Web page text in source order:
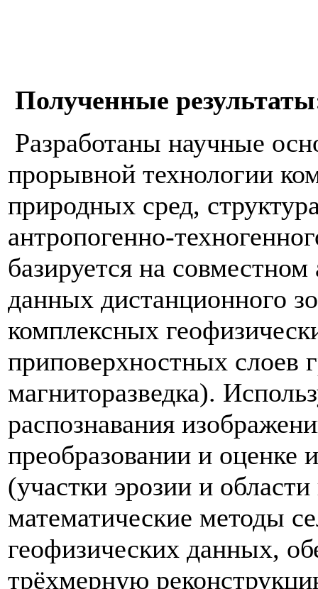
Полученные
Разработаны научные
прорывной технологии
природных сред,
антропогенно-
базируется на
данных дистанционного
комплексных
приповерхностных слоев
магниторазведка).
распознавания
преобразовании и оценке
(участки эрозии и
математические методы
геофизических данных,
трёхмерную